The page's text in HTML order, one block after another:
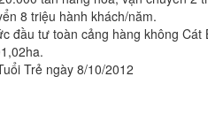
8 triệu hành khách/năm.
đầu tư toàn cảng hàng không
Trẻ ngày 8/10/2012